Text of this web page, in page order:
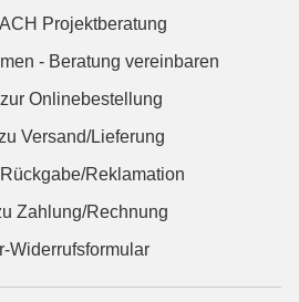
Projektberatung
- Beratung vereinbaren
Onlinebestellung
Versand/Lieferung
Reklamation
Zahlung/Rechnung
Widerrufsformular